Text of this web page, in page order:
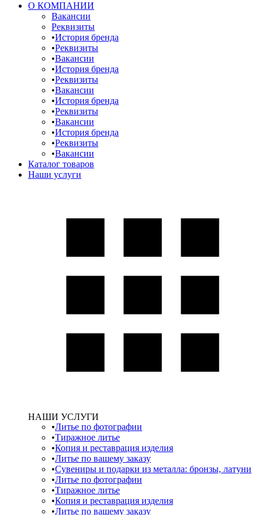
О КОМПАНИИ
Вакансии
Реквизиты
История бренда
Реквизиты
Вакансии
История бренда
Реквизиты
Вакансии
История бренда
Реквизиты
Вакансии
История бренда
Реквизиты
Вакансии
Каталог товаров
Наши услуги
НАШИ УСЛУГИ
Литье по фотографии
Тиражное литье
Копия и реставрация изделия
Литье по вашему заказу
Сувениры и подарки из металла: бронзы, латуни
Литье по фотографии
Тиражное литье
Копия и реставрация изделия
Литье по вашему заказу